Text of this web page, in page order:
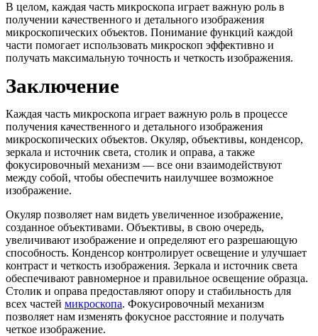
В целом, каждая часть микроскопа играет важную роль в
получении качественного и детального изображения
микроскопических объектов. Понимание функций каждой
части помогает использовать микроскоп эффективно и
получать максимальную точность и четкость изображения.
Заключение
Каждая часть микроскопа играет важную роль в процессе
получения качественного и детального изображения
микроскопических объектов. Окуляр, объективы, конденсор,
зеркала и источник света, столик и оправа, а также
фокусировочный механизм — все они взаимодействуют
между собой, чтобы обеспечить наилучшее возможное
изображение.
Окуляр позволяет нам видеть увеличенное изображение,
созданное объективами. Объективы, в свою очередь,
увеличивают изображение и определяют его разрешающую
способность. Конденсор контролирует освещение и улучшает
контраст и четкость изображения. Зеркала и источник света
обеспечивают равномерное и правильное освещение образца.
Столик и оправа предоставляют опору и стабильность для
всех частей микроскопа. Фокусировочный механизм
позволяет нам изменять фокусное расстояние и получать
четкое изображение.